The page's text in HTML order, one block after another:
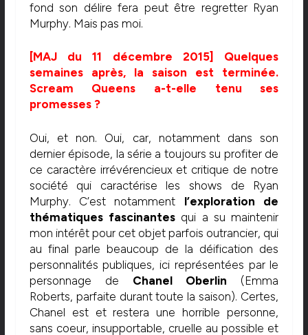
fond son délire fera peut être regretter Ryan
Murphy. Mais pas moi.
[MAJ du 11 décembre 2015] Quelques
semaines après, la saison est terminée.
Scream Queens a-t-elle tenu ses
promesses ?
Oui, et non. Oui, car, notamment dans son
dernier épisode, la série a toujours su profiter de
ce caractère irrévérencieux et critique de notre
société qui caractérise les shows de Ryan
Murphy. C’est notamment l’exploration de
thématiques fascinantes qui a su maintenir
mon intérêt pour cet objet parfois outrancier, qui
au final parle beaucoup de la déification des
personnalités publiques, ici représentées par le
personnage de Chanel Oberlin (Emma
Roberts, parfaite durant toute la saison). Certes,
Chanel est et restera une horrible personne,
sans coeur, insupportable, cruelle au possible et